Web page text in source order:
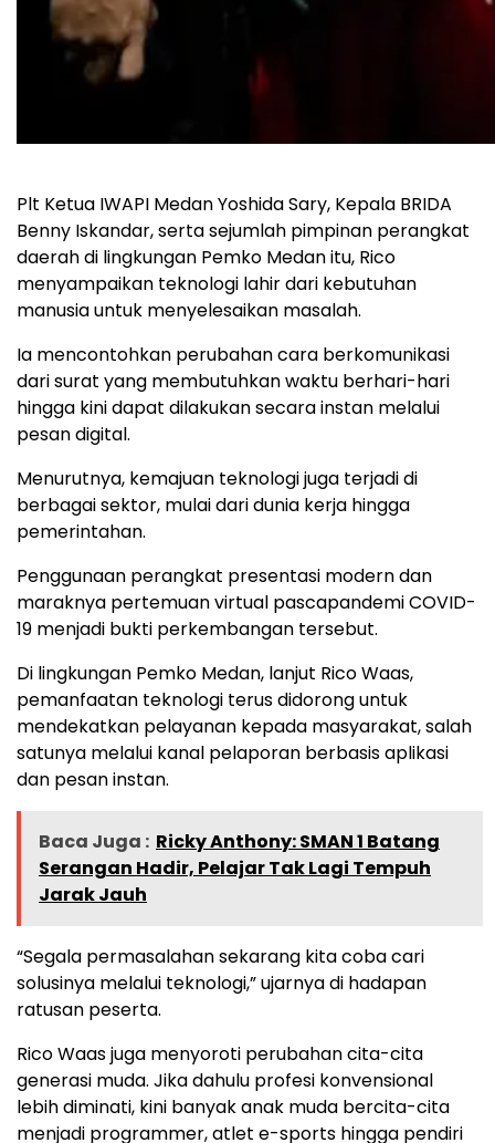
Plt Ketua IWAPI Medan Yoshida Sary, Kepala BRIDA
Benny Iskandar, serta sejumlah pimpinan perangkat
daerah di lingkungan Pemko Medan itu, Rico
menyampaikan teknologi lahir dari kebutuhan
manusia untuk menyelesaikan masalah.
Ia mencontohkan perubahan cara berkomunikasi
dari surat yang membutuhkan waktu berhari-hari
hingga kini dapat dilakukan secara instan melalui
pesan digital.
Menurutnya, kemajuan teknologi juga terjadi di
berbagai sektor, mulai dari dunia kerja hingga
pemerintahan.
Penggunaan perangkat presentasi modern dan
maraknya pertemuan virtual pascapandemi COVID-
19 menjadi bukti perkembangan tersebut.
Di lingkungan Pemko Medan, lanjut Rico Waas,
pemanfaatan teknologi terus didorong untuk
mendekatkan pelayanan kepada masyarakat, salah
satunya melalui kanal pelaporan berbasis aplikasi
dan pesan instan.
Baca Juga : Ricky Anthony: SMAN 1 Batang
Serangan Hadir, Pelajar Tak Lagi Tempuh
Jarak Jauh
“Segala permasalahan sekarang kita coba cari
solusinya melalui teknologi,” ujarnya di hadapan
ratusan peserta.
Rico Waas juga menyoroti perubahan cita-cita
generasi muda. Jika dahulu profesi konvensional
lebih diminati, kini banyak anak muda bercita-cita
menjadi programmer, atlet e-sports hingga pendiri